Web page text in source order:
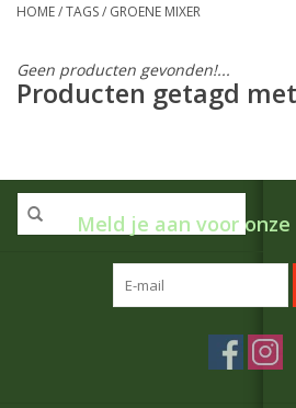
Hygiëne & opslag
Grondstoffen & Presentatie
HOME/TAGS/ GROENE MIXER
Geen producten gevonden!...
Producten getagd
Meld je aan voor